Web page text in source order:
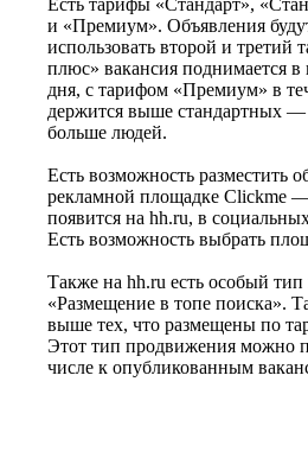
Есть тарифы «Стандарт»,
и «Премиум». Объявления
использовать второй и третий
плюс» вакансия поднимается
дня, с тарифом «Премиум» в
держится выше стандартных —
больше людей.
Есть возможность разместить
рекламной площадке Clickme
появится на hh.ru, в
Есть возможность выбрать
Также на hh.ru есть особый
«Размещение в топе поиска».
выше тех, что размещены по
Этот тип продвижения можно
числе к опубликованным